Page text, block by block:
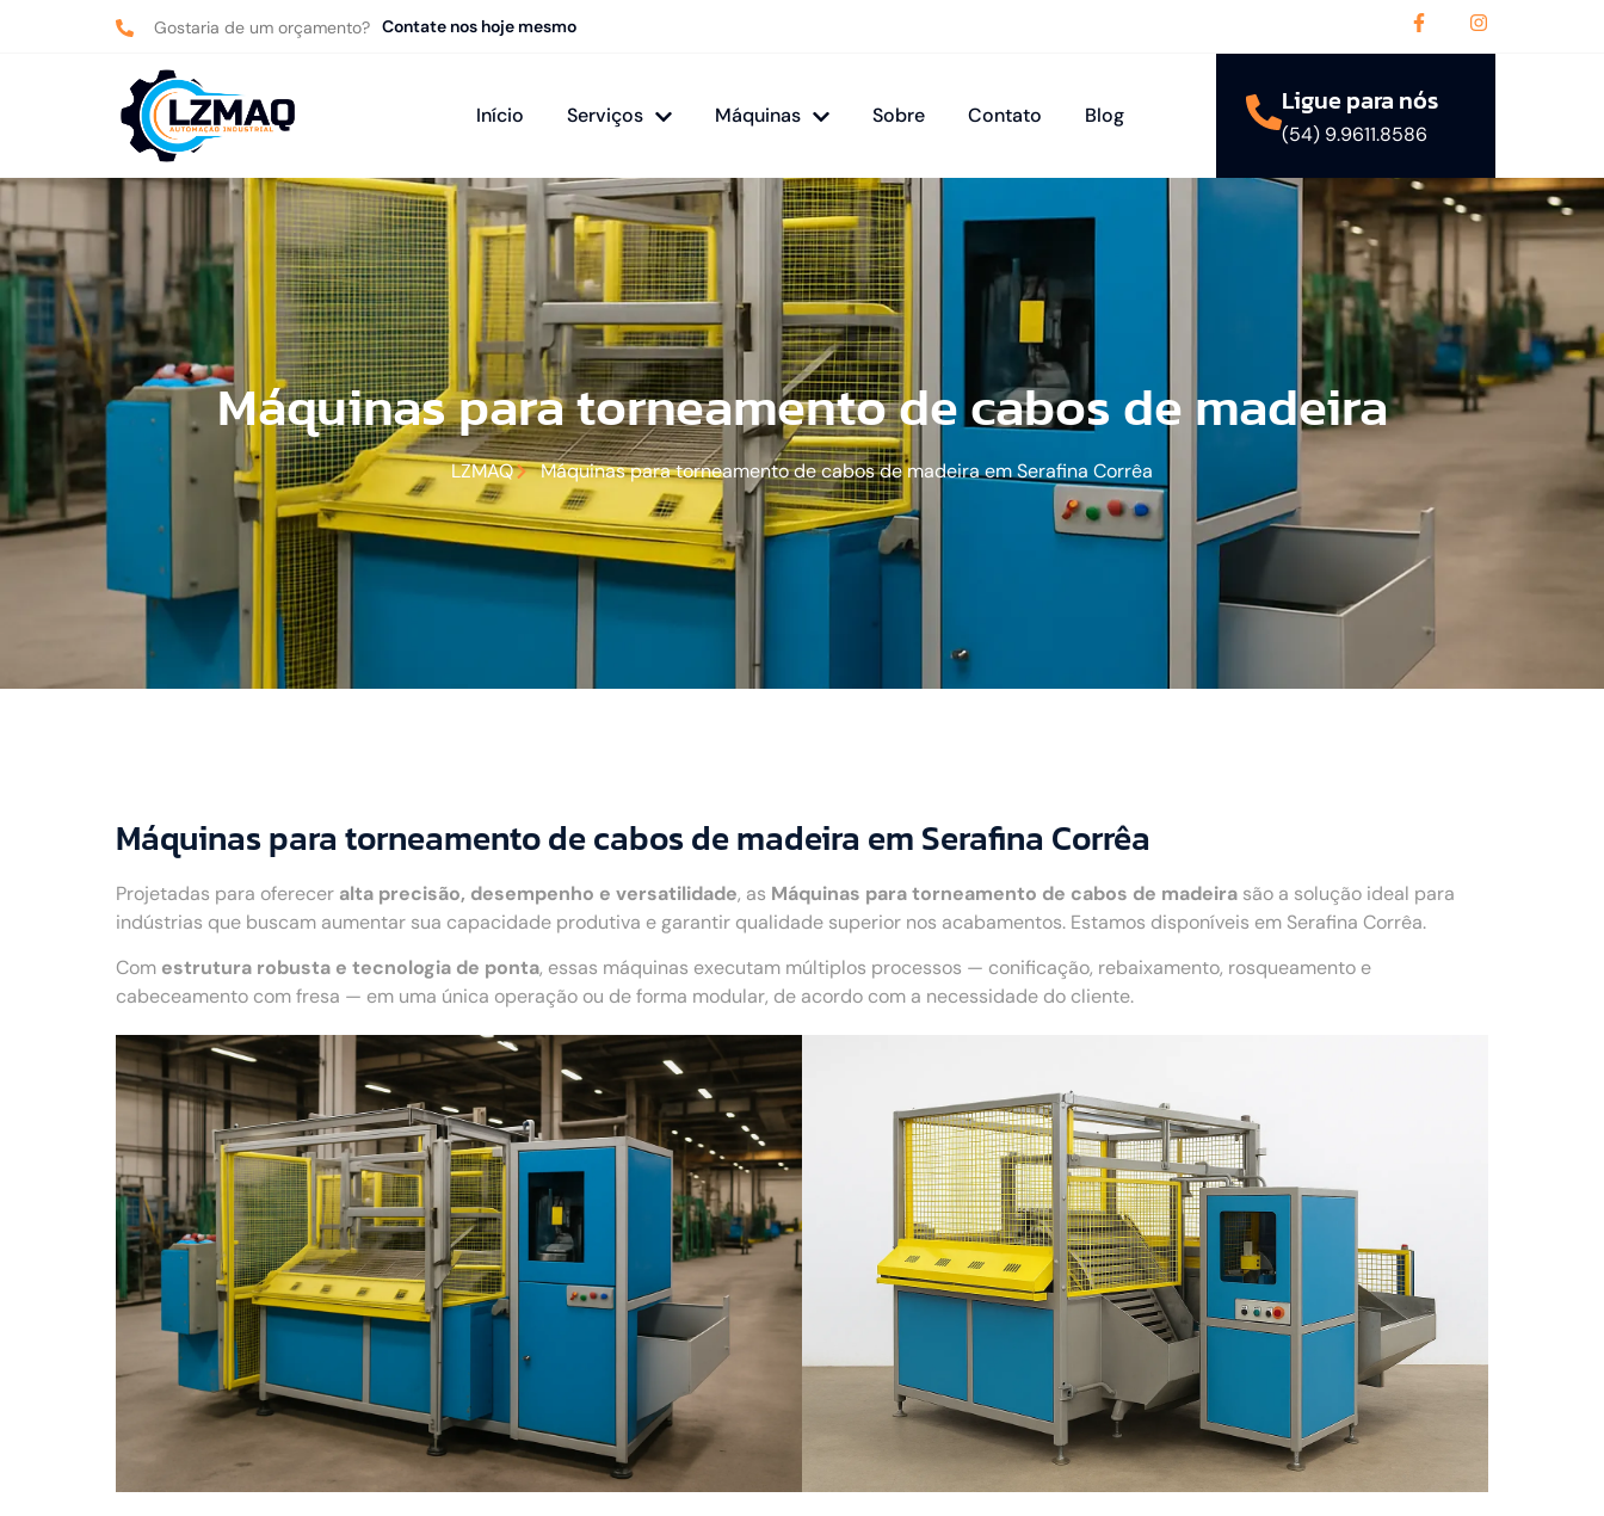
Gostaria de um orçamento? Contate nos hoje mesmo
Início Serviços Máquinas Sobre Contato Blog Ligue para nós
(54) 9.9611.8586
Máquinas para torneamento de cabos de madeira
LZMAQ Máquinas para torneamento de cabos de madeira em Serafina Corrêa
Máquinas para torneamento de cabos de madeira em Serafina Corrêa
Projetadas para oferecer alta precisão, desempenho e versatilidade, as Máquinas para torneamento de cabos de madeira são a solução ideal para
indústrias que buscam aumentar sua capacidade produtiva e garantir qualidade superior nos acabamentos. Estamos disponíveis em Serafina Corrêa.
Com estrutura robusta e tecnologia de ponta, essas máquinas executam múltiplos processos — conificação, rebaixamento, rosqueamento e
cabeceamento com fresa — em uma única operação ou de forma modular, de acordo com a necessidade do cliente.